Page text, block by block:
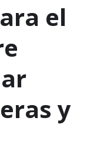
el
y